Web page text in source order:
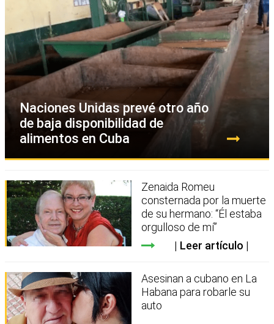
Naciones Unidas prevé otro año
de baja disponibilidad de
alimentos en Cuba
Zenaida Romeu
consternada por la muerte
de su hermano: “Él estaba
orgulloso de mí”
Leer artículo
Asesinan a cubano en La
Habana para robarle su
auto